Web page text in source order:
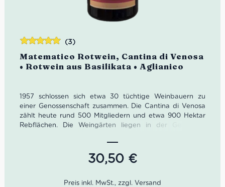
Matematico Rotwein, Cantina di Venosa
• Rotwein aus Basilikata • Aglianico
(3)
1957 schlossen sich etwa 30 tüchtige Weinbauern zu
einer Genossenschaft zusammen. Die Cantina di Venosa
zählt heute rund 500 Mitgliedern und etwa 900 Hektar
Rebflächen. Die Weingärten liegen in der Gemeinde
und Malvasia bestockt. Der Verbo Aglianico del Vulture
ist deshalb ein wunderbares Beispiel für die
süditalienische Weinkultur.
Verbo Aglianico del Vulture von der Cantina di
30,50 €
mit5.00von
5